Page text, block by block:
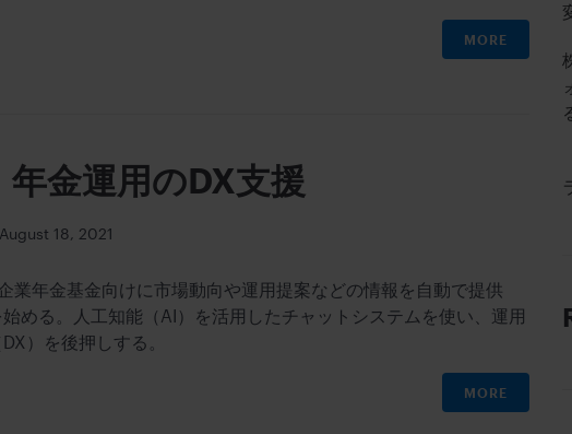
MORE
金運用のDX支援
August 18, 2021
業年金基金向けに市場動向や運用提案などの情報を自動で提供
める。人工知能（AI）を活用したチャットシステムを使い、運用
）を後押しする。
MORE